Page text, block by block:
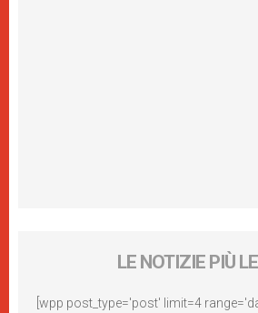
LE NOTIZIE PIÙ
[wpp post_type='post' limit=4